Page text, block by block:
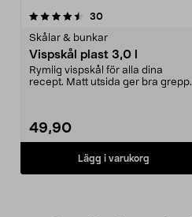
30recensioner
Skålar & bunkar
Vispskål plast 3,0 l
Rymlig vispskål för alla dina
recept. Matt utsida ger bra grepp,
49,90
Lägg i varukorg